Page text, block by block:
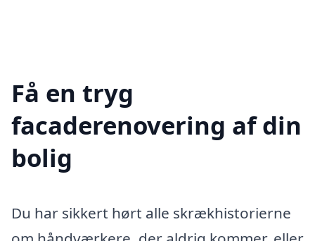
Få en tryg
facaderenovering af din
bolig
Du har sikkert hørt alle skrækhistorierne